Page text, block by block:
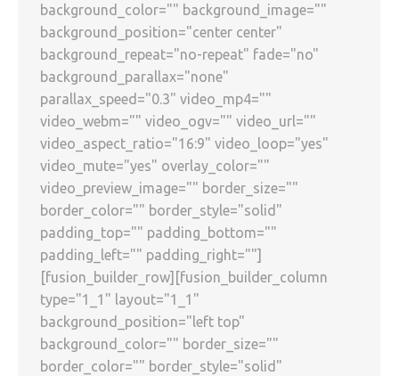
background_color="" background_image=""
background_position="center center"
background_repeat="no-repeat" fade="no"
background_parallax="none"
parallax_speed="0.3" video_mp4=""
video_webm="" video_ogv="" video_url=""
video_aspect_ratio="16:9" video_loop="yes"
video_mute="yes" overlay_color=""
video_preview_image="" border_size=""
border_color="" border_style="solid"
padding_top="" padding_bottom=""
padding_left="" padding_right=""]
[fusion_builder_row][fusion_builder_column
type="1_1" layout="1_1"
background_position="left top"
background_color="" border_size=""
border_color="" border_style="solid"